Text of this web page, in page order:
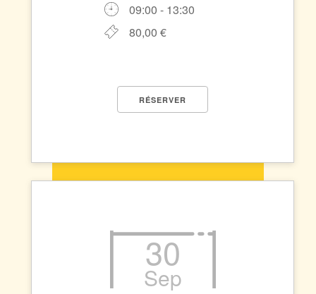
09:00 - 13:30
80,00 €
RÉSERVER
30
Sep